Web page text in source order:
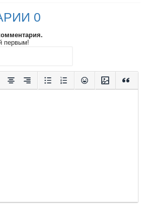
0
первым!